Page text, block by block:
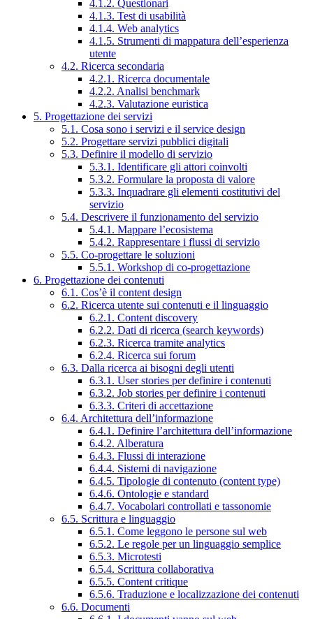
4.1.2. Questionari
4.1.3. Test di usabilità
4.1.4. Web analytics
4.1.5. Strumenti di mappatura dell’esperienza
utente
4.2. Ricerca secondaria
4.2.1. Ricerca documentale
4.2.2. Analisi benchmark
4.2.3. Valutazione euristica
5. Progettazione dei servizi
5.1. Cosa sono i servizi e il service design
5.2. Progettare servizi pubblici digitali
5.3. Definire il modello di servizio
5.3.1. Identificare gli attori coinvolti
5.3.2. Formulare la proposta di valore
5.3.3. Inquadrare gli elementi costitutivi del
servizio
5.4. Descrivere il funzionamento del servizio
5.4.1. Mappare l’ecosistema
5.4.2. Rappresentare i flussi di servizio
5.5. Co-progettare le soluzioni
5.5.1. Workshop di co-progettazione
6. Progettazione dei contenuti
6.1. Cos’è il content design
6.2. Ricerca utente sui contenuti e il linguaggio
6.2.1. Content discovery
6.2.2. Dati di ricerca (search keywords)
6.2.3. Ricerca tramite analytics
6.2.4. Ricerca sui forum
6.3. Dalla ricerca ai bisogni degli utenti
6.3.1. User stories per definire i contenuti
6.3.2. Job stories per definire i contenuti
6.3.3. Criteri di accettazione
6.4. Architettura dell’informazione
6.4.1. Definire l’architettura dell’informazione
6.4.2. Alberatura
6.4.3. Flussi di interazione
6.4.4. Sistemi di navigazione
6.4.5. Tipologie di contenuto (content type)
6.4.6. Ontologie e standard
6.4.7. Vocabolari controllati e tassonomie
6.5. Scrittura e linguaggio
6.5.1. Come leggono le persone sul web
6.5.2. Le regole per un linguaggio semplice
6.5.3. Microtesti
6.5.4. Scrittura collaborativa
6.5.5. Content critique
6.5.6. Traduzione e localizzazione dei contenuti
6.6. Documenti